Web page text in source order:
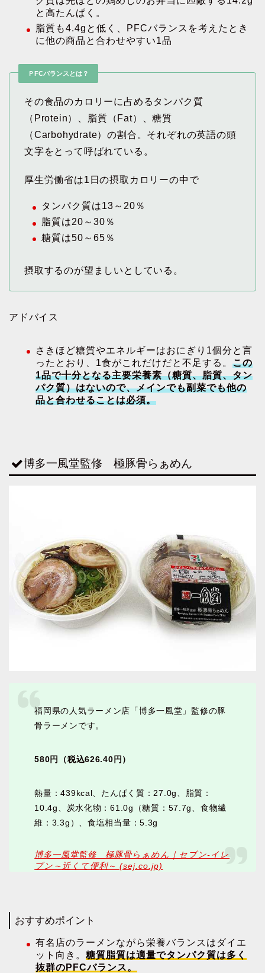
と高たんぱく。
脂質も4.4gと低く、PFCバランスを考えたとき
に他の商品と合わせやすい1品
ＰFCバランスとは？
その食品のカロリーに占めるタンパク質
（Protein）、脂質（Fat）、糖質
（Carbohydrate）の割合。それぞれの英語の頭
文字をとって呼ばれている。
厚生労働省は1日の摂取カロリーの中で
タンパク質は13～20％
脂質は20～30％
糖質は50～65％
摂取するのが望ましいとしている。
アドバイス
さきほど糖質やエネルギーはおにぎり1個分と言
ったとおり、1食がこれだけだと不足する。 この
1品で十分となる主要栄養素（糖質、脂質、タン
パク質）はないので、メインでも副菜でも他の
品と合わせることは必須。
博多一風堂監修 極豚骨らぁめん
福岡県の人気ラーメン店「博多一風堂」監修の豚
骨ラーメンです。
580円（税込626.40円）
熱量：439kcal、たんぱく質：27.0g、脂質：
10.4g、炭水化物：61.0g（糖質：57.7g、食物繊
維：3.3g）、食塩相当量：5.3g
博多一風堂監修 極豚骨らぁめん｜セブン‐イレ
ブン～近くて便利～ (sej.co.jp)
おすすめポイント
有名店のラーメンながら栄養バランスはダイエ
ット向き。 糖質脂質は適量でタンパク質は多く
抜群のPFCバランス。